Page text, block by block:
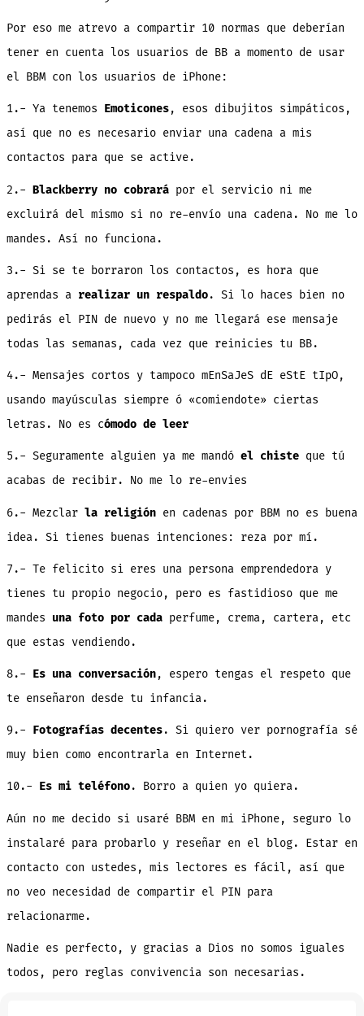
Por eso me atrevo a compartir 10 normas que deberían
tener en cuenta los usuarios de BB a momento de usar
el BBM con los usuarios de iPhone:
1.- Ya tenemos Emoticones, esos dibujitos simpáticos,
así que no es necesario enviar una cadena a mis
contactos para que se active.
2.- Blackberry no cobrarápor el servicio ni me
excluirá del mismo si no re-envío una cadena. No me lo
mandes. Así no funciona.
3.- Si se te borraron los contactos, es hora que
aprendas a realizar un respaldo. Si lo haces bien no
pedirás el PIN de nuevo y no me llegará ese mensaje
todas las semanas, cada vez que reinicies tu BB.
4.- Mensajes cortos y tampoco mEnSaJeS dE eStE tIpO,
usando mayúsculas siempre ó «comiendote» ciertas
letras. No es cómodo de leer
5.- Seguramente alguien ya me mandó el chisteque tú
acabas de recibir. No me lo re-envies
6.- Mezclar la religiónen cadenas por BBM no es buena
idea. Si tienes buenas intenciones: reza por mí.
7.- Te felicito si eres una persona emprendedora y
tienes tu propio negocio, pero es fastidioso que me
mandes una foto por cadaperfume, crema, cartera, etc
que estas vendiendo.
8.- Es una conversación, espero tengas el respeto que
te enseñaron desde tu infancia.
9.- Fotografías decentes. Si quiero ver pornografía sé
muy bien como encontrarla en Internet.
10.- Es mi teléfono. Borro a quien yo quiera.
Aún no me decido si usaré BBM en mi iPhone, seguro lo
instalaré para probarlo y reseñar en el blog. Estar en
contacto con ustedes, mis lectores es fácil, así que
no veo necesidad de compartir el PIN para
relacionarme.
Nadie es perfecto, y gracias a Dios no somos iguales
todos, pero reglas convivencia son necesarias.